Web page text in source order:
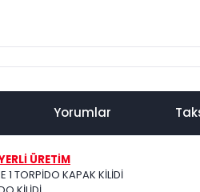
Yorumlar
ÜRETİM
1 TORPİDO KAPAK KİLİDİ